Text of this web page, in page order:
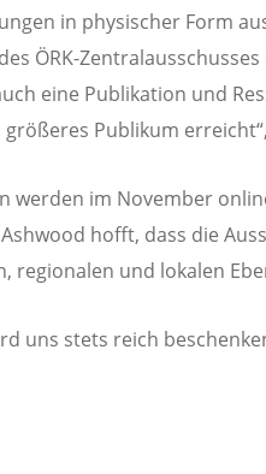
in physischer Form
ÖRK-Zentralausschusses
eine Publikation und
Publikum
werden im November
hofft, dass die
regionalen und lokalen
uns stets reich